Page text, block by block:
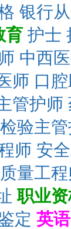
银行
育 护士
中西
师 口
管护师
检验主
师 安
质量工
职业
定 英